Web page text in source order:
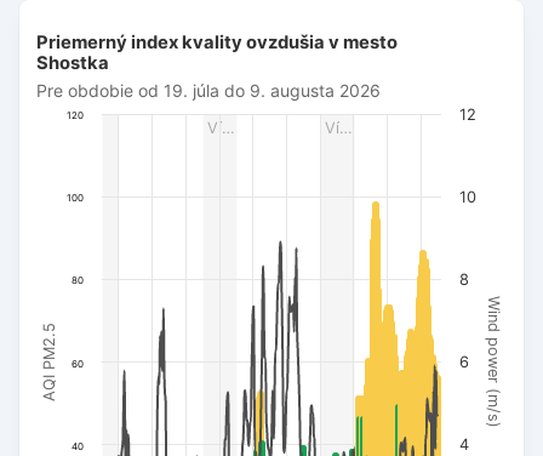
Combination chart with 3 data series.
Pre obdobie od 19. júla do 9. augusta 2026
The chart has 1 X axis displaying Dátum. Data ranges from
The chart has 3 Y axes displaying AQI PM2.5, Wind power
Ví…
Ví…
AQI PM2.5 Wind power (m/s)
Priemerný index kvality ovzdušia v mesto
Shostka
Pre obdobie od 19. júla do 9. augusta 2026
40
60
80
100
120
4
6
8
10
12